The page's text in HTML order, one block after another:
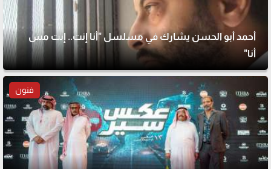
أحمد أبو الحسن يشارك في مسلسل "أنا إنت.. إنت مش
أنا"
فنون